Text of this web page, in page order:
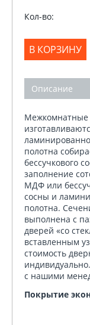
Кол-во:
В КОРЗИНУ
Описание
полотна
бессучкового
заполнение
МДФ или
сосны и
полотна.
выполнена с
дверей «со
вставленным
стоимость
с нашими
Покрытие